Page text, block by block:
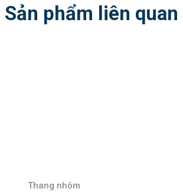
Sản phẩm liên quan
Thang nhôm